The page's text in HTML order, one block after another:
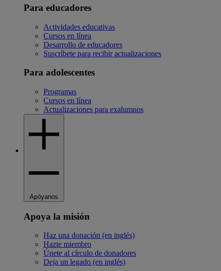
Para educadores
Actividades educativas
Cursos en línea
Desarrollo de educadores
Suscríbete para recibir actualizaciones
Para adolescentes
Programas
Cursos en línea
Actualizaciones para exalumnos
Apóyanos
Apoya la misión
Haz una donación (en inglés)
Hazte miembro
Únete al círculo de donadores
Deja un legado (en inglés)